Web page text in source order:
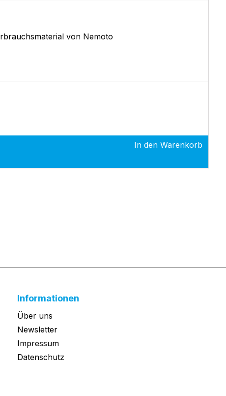
von Nemoto
In den Warenkorb
Informationen
Über uns
Newsletter
Impressum
Datenschutz